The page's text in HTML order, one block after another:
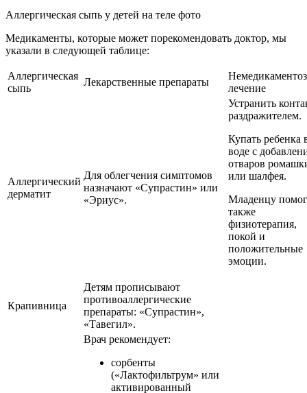
Аллергическая сыпь у детей на теле фото
Медикаменты, которые может порекомендовать доктор, мы
указали в следующей таблице:
Аллергическая
сыпь
Лекарственные препараты
лечение
Аллергический
дерматит
Для облегчения симптомов
назначают «Супрастин» или
«Эриус».
Устранить
раздражителем.
Купать ребенка
воде с
отваров
или шалфея.
Младенцу
также
физиотерапия,
покой и
положительные
эмоции.
Крапивница
Детям прописывают
противоаллергические
препараты: «Супрастин»,
«Тавегил».
Врач рекомендует:
сорбенты
(«Лактофильтрум» или
активированный